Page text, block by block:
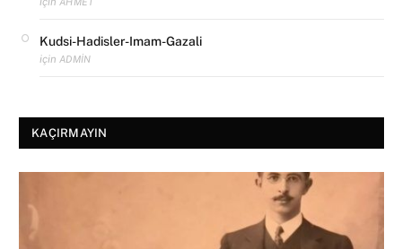
Kudsi-Hadisler-Imam-Gazali
için ADMIN
KAÇIRMAYIN